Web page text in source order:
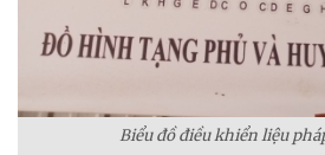
Biểu đồ điều khiển liệu